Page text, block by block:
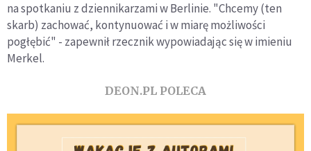
na spotkaniu z dziennikarzami w Berlinie. "Chcemy (ten
skarb) zachować, kontynuować i w miarę możliwości
pogłębić" - zapewnił rzecznik wypowiadając się w imieniu
Merkel.
DEON.PL POLECA